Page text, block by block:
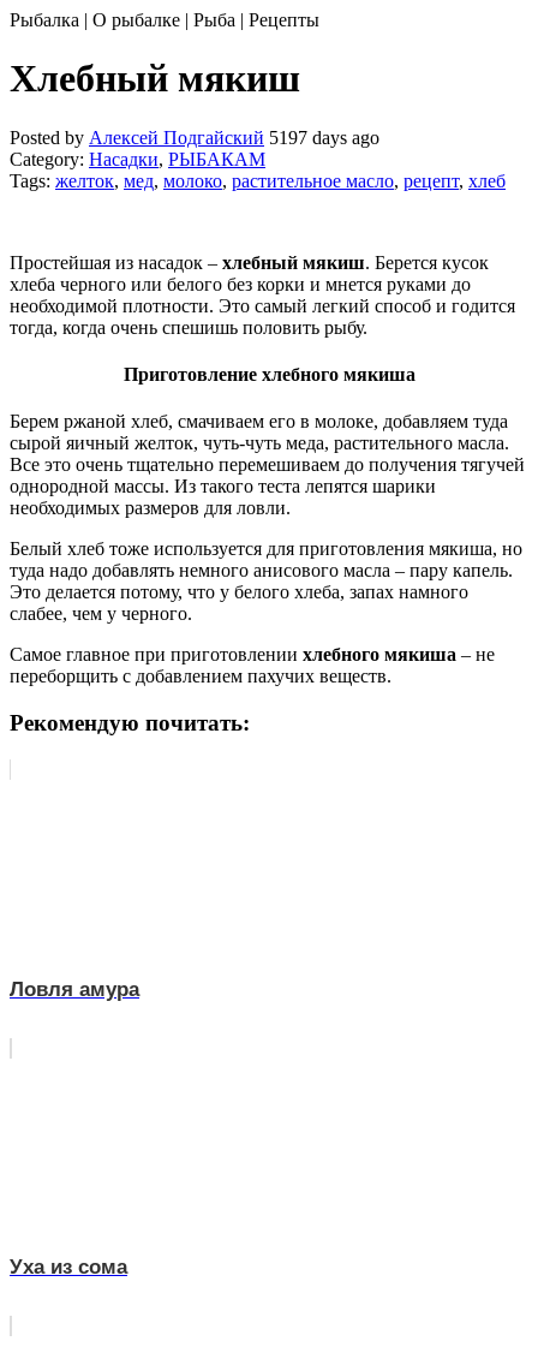
Рыбалка | О рыбалке | Рыба | Рецепты
Хлебный мякиш
Posted by Алексей Подгайский 5197 days ago
Category: Насадки, РЫБАКАМ
Tags: желток, мед, молоко, растительное масло, рецепт, хлеб
Простейшая из насадок – хлебный мякиш. Берется кусок
хлеба черного или белого без корки и мнется руками до
необходимой плотности. Это самый легкий способ и годится
тогда, когда очень спешишь половить рыбу.
Приготовление хлебного мякиша
Берем ржаной хлеб, смачиваем его в молоке, добавляем туда
сырой яичный желток, чуть-чуть меда, растительного масла.
Все это очень тщательно перемешиваем до получения тягучей
однородной массы. Из такого теста лепятся шарики
необходимых размеров для ловли.
Белый хлеб тоже используется для приготовления мякиша, но
туда надо добавлять немного анисового масла – пару капель.
Это делается потому, что у белого хлеба, запах намного
слабее, чем у черного.
Самое главное при приготовлении хлебного мякиша – не
переборщить с добавлением пахучих веществ.
Рекомендую почитать:
Ловля амура
Уха из сома